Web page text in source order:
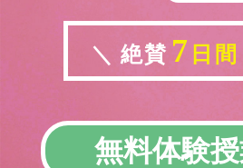
＼ 絶賛 7 日間
無料体験